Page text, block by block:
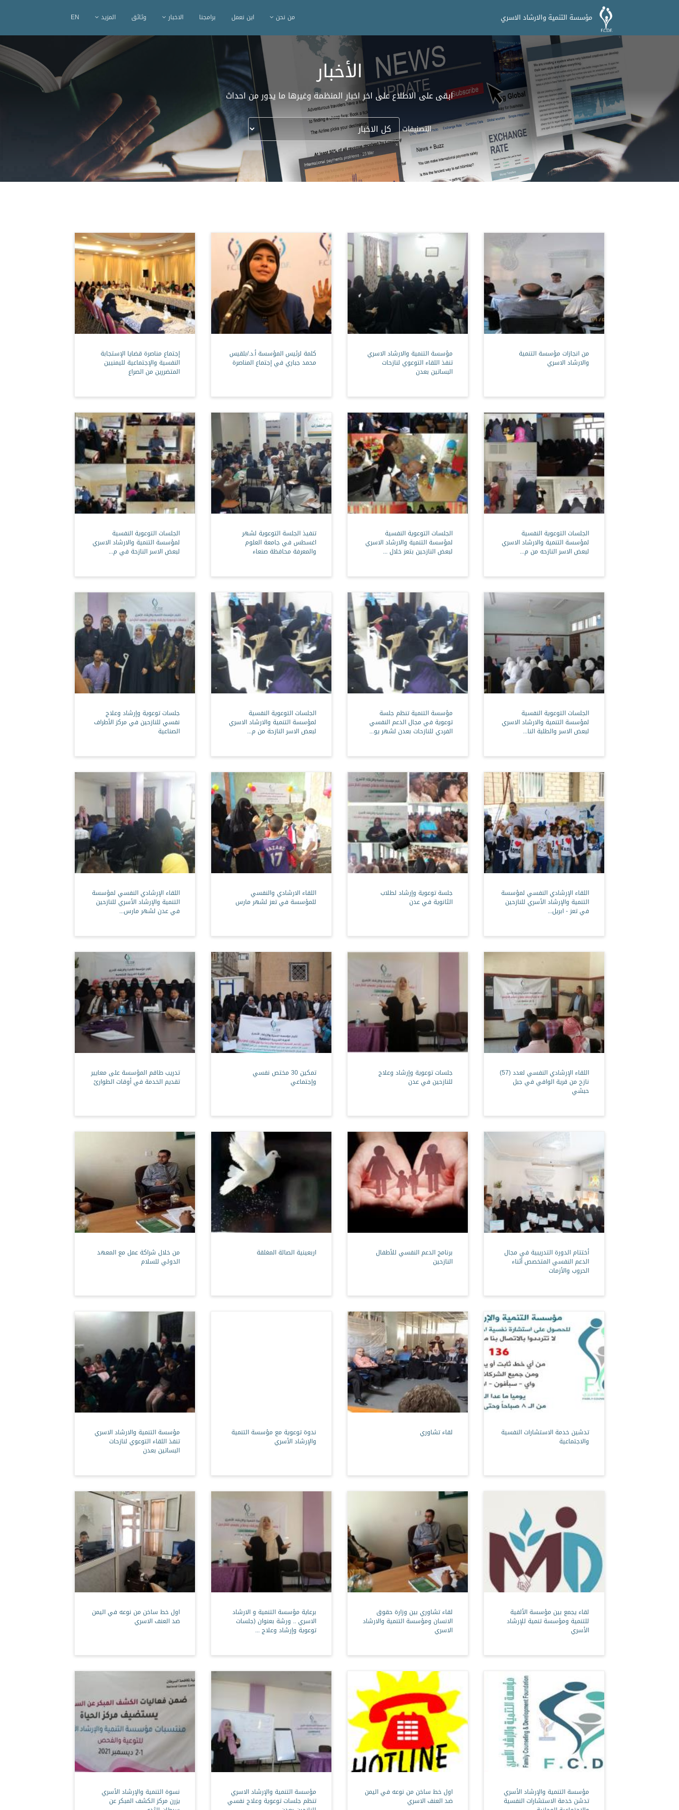
مؤسسة التنمية والارشاد الاسري من نحن اين نعمل برامجنا الاخبار وثائق المزيد EN
الأخبار
ابقى على الاطلاع على اخر اخبار المنظمة وغيرها ما يدور من احداث
التصنيفات
من انجازات مؤسسة التنمية
والارشاد الاسري
مؤسسة التنمية والارشاد الاسري
تنفذ اللقاء التوعوي لنازحات
البساتين بعدن
كلمة لرئيس المؤسسة أ.د./بلقيس
محمد جباري في إجتماع المناصرة
إجتماع مناصرة قضايا الإستجابة
النفسية والإجتماعية لليمنيين
المتضررين من الصراع
الجلسات التوعوية النفسية
لمؤسسة التنمية والارشاد الاسري
لبعض الاسر النازحه من م...
الجلسات التوعوية النفسية
لمؤسسة التنمية والارشاد الاسري
لبعض النازحين بتعز خلال ...
تنفيذ الجلسة التوعوية لشهر
اغسطس في جامعة العلوم
والمعرفة محافظة صنعاء
الجلسات التوعوية النفسية
لمؤسسة التنمية والارشاد الاسري
لبعض الاسر النازحة في م...
الجلسات التوعوية النفسية
لمؤسسة التنمية والارشاد الاسري
لبعض الاسر والطلبة النا...
مؤسسة التنمية تنظم جلسة
توعوية في مجال الدعم النفسي
الفردي للنازحات بعدن لشهر يو...
الجلسات التوعوية النفسية
لمؤسسة التنمية والارشاد الاسري
لبعض الاسر النازحة من م...
جلسات توعوية وإرشاد وعلاج
نفسي للنازحين في مركز الأطراف
الصناعية
اللقاء الإرشادي النفسي لمؤسسة
التنمية والإرشاد الأسري للنازحين
في تعز - ابريل...
جلسة توعوية وإرشاد لطلاب
الثانوية في عدن
اللقاء الارشادي والنفسي
للمؤسسة في تعز لشهر مارس
اللقاء الإرشادي النفسي لمؤسسة
التنمية والإرشاد الأسري للنازحين
في عدن لشهر مارس...
اللقاء الإرشادي النفسي لعدد (57)
نازح من قرية الوافي في جبل
حبشي
جلسات توعوية وإرشاد وعلاج
للنازحين في عدن
تمكين 30 مختص نفسي
وإجتماعي
تدريب طاقم المؤسسة على معايير
تقديم الخدمة في أوقات الطوارئ
أختتام الدورة التدريبية في مجال
الدعم النفسي المتخصص أثناء
الحروب والأزمات
برنامج الدعم النفسي للأطفال
النازحين
اربعينية الصالة المغلقة
من خلال شراكة عمل مع المعهد
الدولي للسلام
تدشين خدمة الاستشارات النفسية
والاجتماعية
لقاء تشاوري
ندوة توعوية مع مؤسسة التنمية
والإرشاد الأسري
مؤسسة التنمية والارشاد الاسري
تنفذ اللقاء التوعوي لنازحات
البساتين بعدن
لقاء يجمع بين مؤسسة الألفية
للتنمية ومؤسسة تنمية للإرشاد
الأسري
لقاء تشاوري بين وزارة حقوق
الانسان ومؤسسة التنمية والارشاد
الاسري
برعاية مؤسسة التنمية و الارشاد
الاسري .. ورشة بعنوان (جلسات
توعوية وإرشاد وعلاج ...
اول خط ساخن من نوعه في اليمن
ضد العنف الاسري
مؤسسة التنمية والإرشاد الأسري
تدشن خدمة الاستشارات النفسية
اول خط ساخن من نوعه في اليمن
ضد العنف الاسري
مؤسسة التنمية والإرشاد الاسري
تنظم جلسات توعوية وعلاج نفسي
نسوة التنمية والإرشاد الأسري
يزرن مركز الكشف المبكر عن